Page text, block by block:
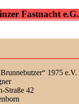
Fastnacht e.G.
1975 e.V.
Straße 42